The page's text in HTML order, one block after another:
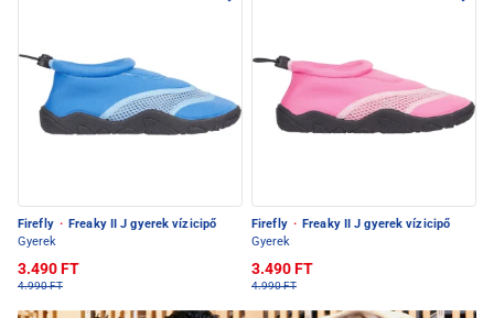
Firefly · Freaky II J gyerek vízicipő
Gyerek
3.490 FT
4.990 FT
Firefly · Freaky II J gyerek vízicipő
Gyerek
3.490 FT
4.990 FT